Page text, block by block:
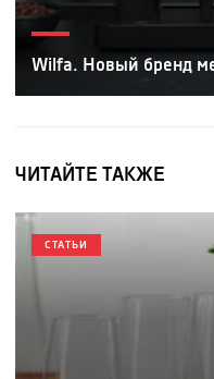
Wilfa. Новый бренд
ЧИТАЙТЕ ТАКЖЕ
СТАТЬИ